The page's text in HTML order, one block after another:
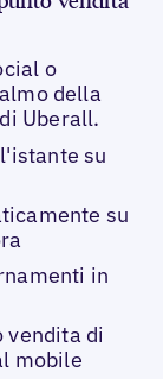
o
della
Uberall.
su
su
in
vendita di
mobile